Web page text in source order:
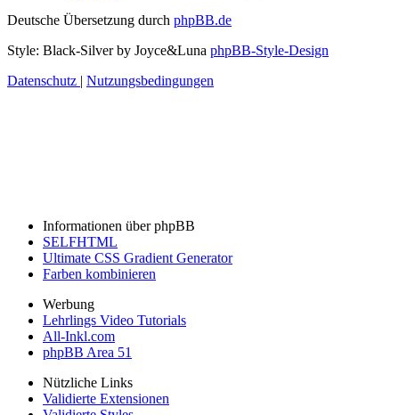
Deutsche Übersetzung durch phpBB.de
Style: Black-Silver by Joyce&Luna phpBB-Style-Design
Datenschutz | Nutzungsbedingungen
Informationen über phpBB
SELFHTML
Ultimate CSS Gradient Generator
Farben kombinieren
Werbung
Lehrlings Video Tutorials
All-Inkl.com
phpBB Area 51
Nützliche Links
Validierte Extensionen